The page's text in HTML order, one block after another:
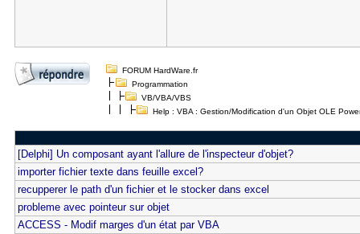
FORUM HardWare.fr
Programmation
VB/VBA/VBS
Help : VBA : Gestion/Modification d'un Objet OLE
[Delphi] Un composant ayant l'allure de l'inspecteur d'objet?
importer fichier texte dans feuille excel?
recupperer le path d'un fichier et le stocker dans excel
probleme avec pointeur sur objet
ACCESS - Modif marges d'un état par VBA